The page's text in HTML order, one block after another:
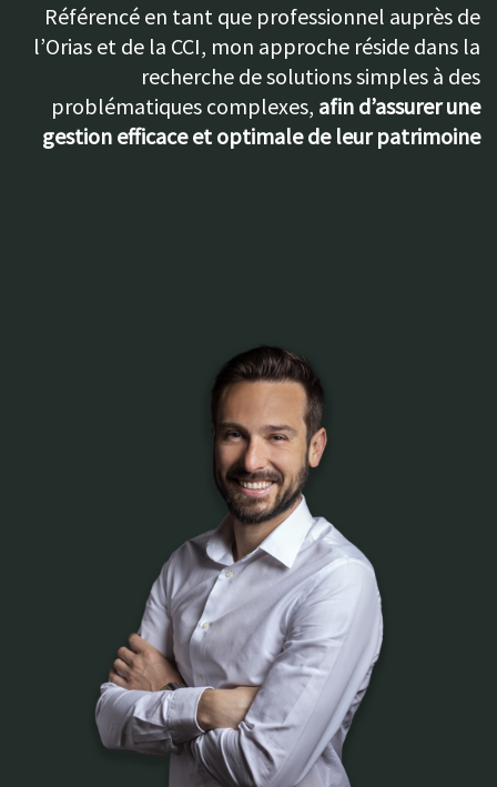
Référencé en tant que professionnel auprès de
l’Orias et de la CCI, mon approche réside dans la
recherche de solutions simples à des
problématiques complexes, afin d’assurer une
gestion efficace et optimale de leur patrimoine